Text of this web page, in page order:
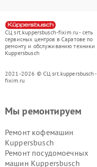
СЦ srt.kuppersbusch-fixim.ru - сеть
сервисных центров в Саратове по
ремонту и обслуживанию техники
Kuppersbusch
2021-2026 © СЦ srt.kuppersbusch-
fixim.ru
Мы ремонтируем
Ремонт кофемашин
Kuppersbusch
Ремонт посудомоечных
машин Kuppersbusch